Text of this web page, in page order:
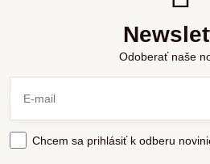
Odoberať naše
Chcem sa prihlásiť k odberu